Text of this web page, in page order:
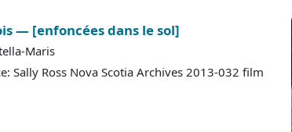
— [enfoncées dans le sol]
Maris
Sally Ross Nova Scotia Archives 2013-032 film